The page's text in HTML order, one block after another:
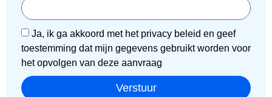
Ja, ik ga akkoord met het privacy beleid en geef
toestemming dat mijn gegevens gebruikt worden voor
het opvolgen van deze aanvraag
Verstuur